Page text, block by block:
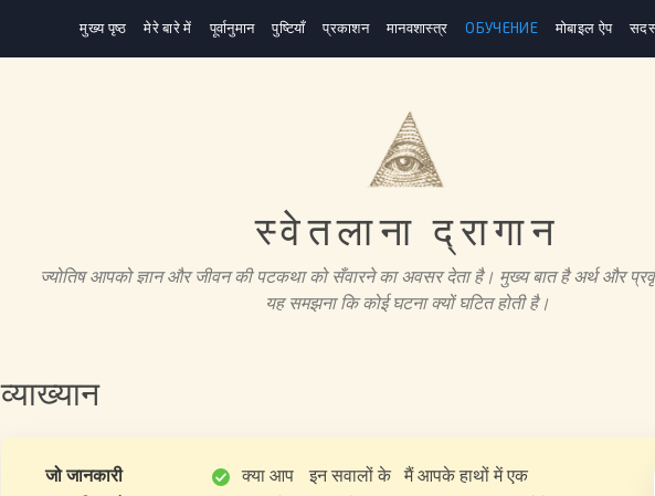
मुख्य पृष्ठ मेरे बारे में पूर्वानुमान पुष्टियाँ प्रकाशन मानवशास्त्र ОБУЧЕНИЕ मोबाइल ऐप
स्वेतलाना द्रागान
ज्योतिष आपको ज्ञान और जीवन की पटकथा को सँवारने का अवसर देता है। मुख्य बात है अर्थ और
यह समझना कि कोई घटना क्यों घटित होती है।
व्याख्यान
जो जानकारी
क्या आप
इन सवालों के
मैं आपके हाथों में एक